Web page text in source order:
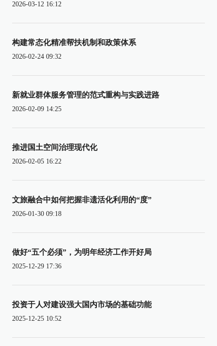
2026-03-12 16:12
构建常态化精准帮扶机制和政策体系
2026-02-24 09:32
新就业群体服务管理的范式重构与实践进路
2026-02-09 14:25
推进国土空间治理现代化
2026-02-05 16:22
文旅融合中如何把握非遗活化利用的“度”
2026-01-30 09:18
做好“五个必须”，为明年经济工作开好局
2025-12-29 17:36
投资于人对建设强大国内市场的基础功能
2025-12-25 10:52